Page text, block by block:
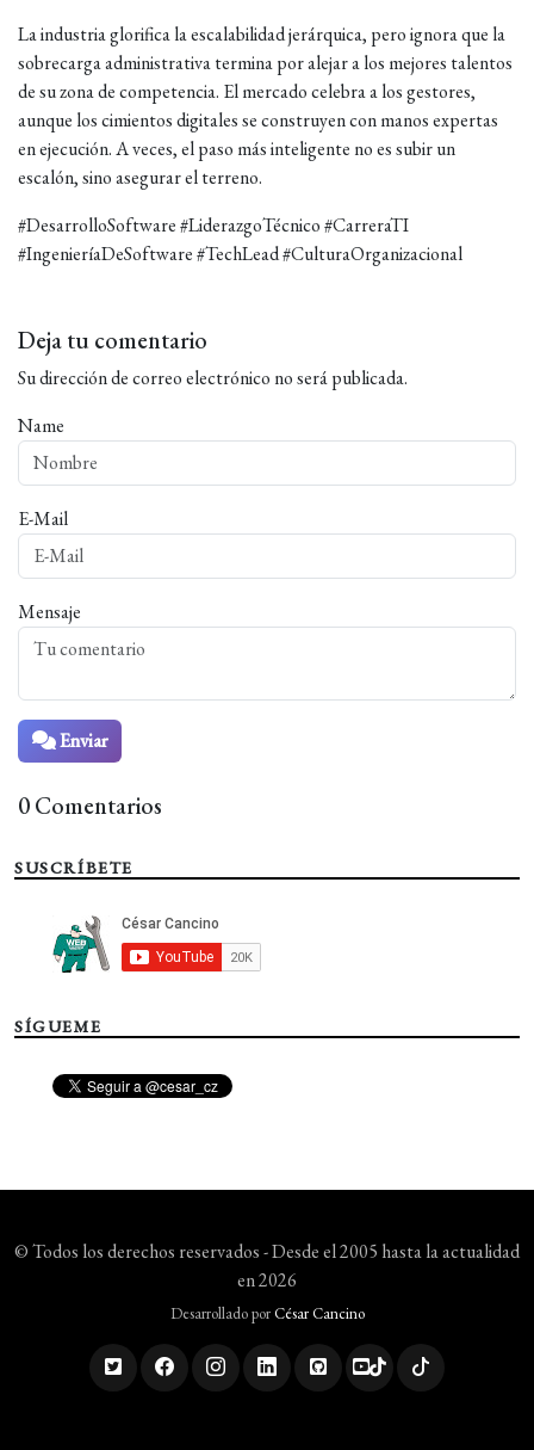
La industria glorifica la escalabilidad jerárquica, pero ignora que la
sobrecarga administrativa termina por alejar a los mejores talentos
de su zona de competencia. El mercado celebra a los gestores,
aunque los cimientos digitales se construyen con manos expertas
en ejecución. A veces, el paso más inteligente no es subir un
escalón, sino asegurar el terreno.
#DesarrolloSoftware #LiderazgoTécnico #CarreraTI
#IngenieríaDeSoftware #TechLead #CulturaOrganizacional
Deja tu comentario
Su dirección de correo electrónico no será publicada.
Name
E-Mail
Mensaje
Enviar
0 Comentarios
SUSCRÍBETE
SÍGUEME
© Todos los derechos reservados - Desde el 2005 hasta la actualidad
en 2026
Desarrollado porCésar Cancino